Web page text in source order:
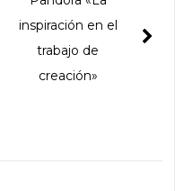
inspiración en el
trabajo de
creación»